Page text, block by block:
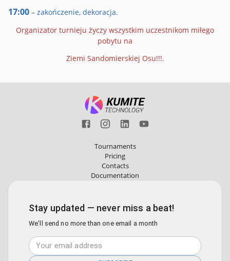
17:00 – zakończenie, dekoracja.
Organizator turnieju życzy wszystkim uczestnikom miłego
pobytu na
Ziemi Sandomierskiej Osu!!!.
Tournaments
Pricing
Contacts
Documentation
Stay updated — never miss a beat!
We'll send no more than one email a month